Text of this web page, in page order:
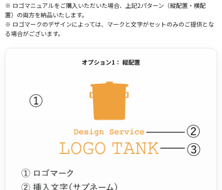
※ ロゴマニュアルをご購入いただいた場合、上記2パターン（縦配置・横配
置）の両方を納品いたします。
※ ロゴマークのデザインによっては、マークと文字がセットのみのご提供とな
る場合がございます。
オプション1： 縦配置